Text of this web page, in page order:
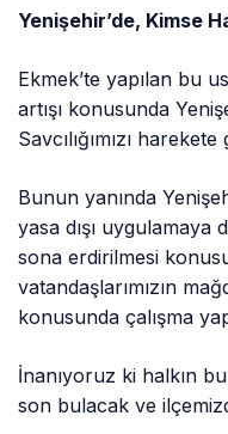
Yenişehir’de, Kimse
Ekmek’te yapılan bu
artışı konusunda
Savcılığımızı
Bunun yanında
yasa dışı uygulamaya
sona erdirilmesi
vatandaşlarımızın
konusunda çalışma
İnanıyoruz ki halkın
son bulacak ve